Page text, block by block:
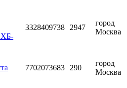
3328409738 2947
город
Москва
7702073683 290
город
Москва